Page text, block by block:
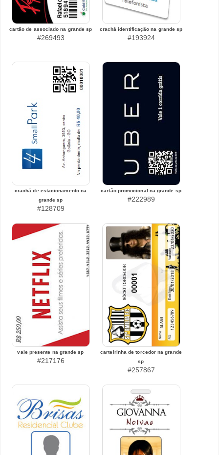
cartão de associado na grande sp
#269493
crachá identificação na grande sp
#193924
crachá de estacionamento na
grande sp
#128709
cartão promocional na grande sp
#222989
vale presente na grande sp
#217176
carteirinha de torcedor na grande
sp
#257867